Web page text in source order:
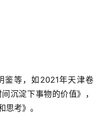
鉴等，如2021年天津卷
沉淀下事物的价值》，
考》。